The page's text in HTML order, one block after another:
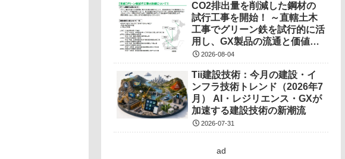
CO2排出量を削減した鋼材の
試行工事を開始！ ～直轄土木
工事でグリーン鉄を試行的に活
用し、GX製品の流通と価値の
調査を実施～
2026-08-04
Tii建設技術：今月の建設・イ
ンフラ技術トレンド（2026年7
月） AI・レジリエンス・GXが
加速する建設技術の新潮流
2026-07-31
ad